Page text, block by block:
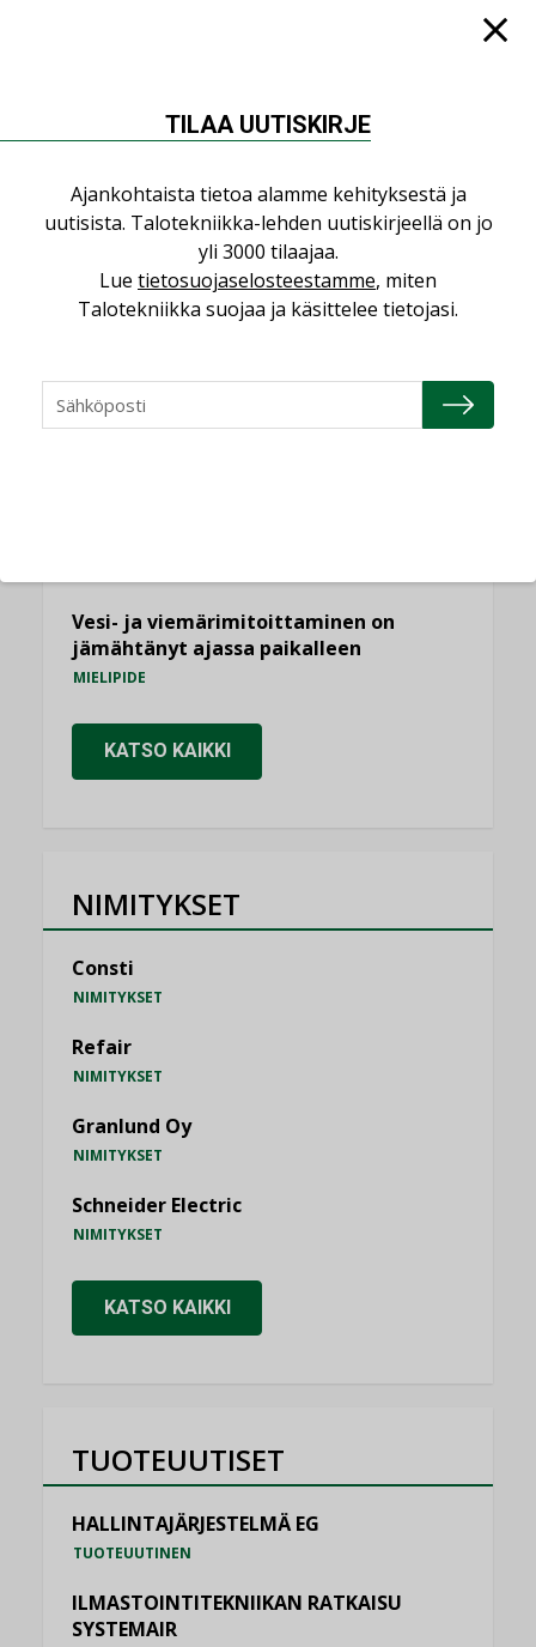
Puheista tekoihin – uusin teknologia
käyttöön kiinteistöissä
KOLUMNI
Yli miljoona kotia on vailla toimivaa
ilmanvaihtoa
Vesi- ja viemärimitoittaminen on
jämähtänyt ajassa paikalleen
MIELIPIDE
KATSO KAIKKI
NIMITYKSET
Consti
NIMITYKSET
Refair
NIMITYKSET
Granlund Oy
NIMITYKSET
Schneider Electric
NIMITYKSET
KATSO KAIKKI
TUOTEUUTISET
HALLINTAJÄRJESTELMÄ EG
TUOTEUUTINEN
ILMASTOINTITEKNIIKAN RATKAISU
SYSTEMAIR
TILAA UUTISKIRJE
Ajankohtaista tietoa alamme kehityksestä ja
uutisista. Talotekniikka-lehden uutiskirjeellä on jo
yli 3000 tilaajaa.
Lue tietosuojaselosteestamme, miten
Talotekniikka suojaa ja käsittelee tietojasi.